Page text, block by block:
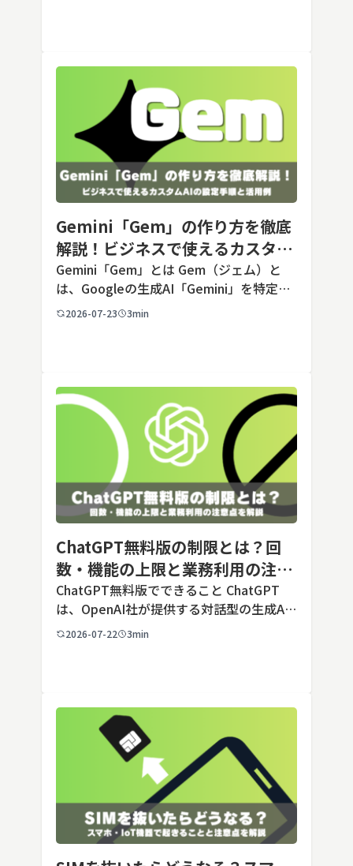
Gemini「Gem」の作り方を徹底
解説！ビジネスで使えるカスタム
AIの設定手順と活用例
Gemini「Gem」とは Gem（ジェム）と
は、Googleの生成AI「Gemini」を特定の
用途に合わせてカスタマイズできる機能で
2026-07-23 3min
ChatGPT無料版の制限とは？回
数・機能の上限と業務利用の注意
点を解説【2026年最新】
ChatGPT無料版でできること ChatGPT
は、OpenAI社が提供する対話型の生成AI
サービスです。アカウントを登録すれば無
2026-07-22 3min